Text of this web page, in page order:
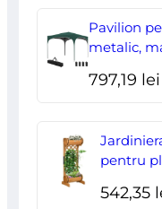
Pavilion
metalic,
797,19 lei
pentru
542,35